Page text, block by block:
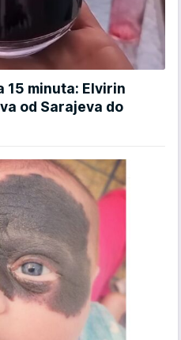
15 minuta: Elvirin
od Sarajeva do